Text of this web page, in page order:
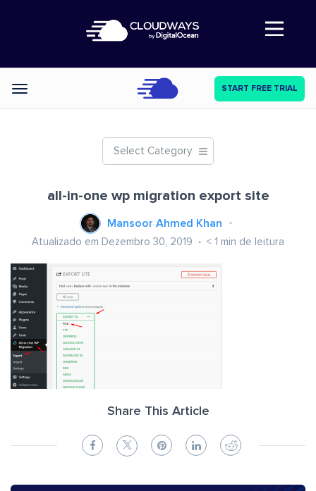
Abre a navegação
Categories START FREE TRIAL
Select Category
all-in-one wp migration export site
Mansoor Ahmed Khan
Atualizado em Dezembro 30, 2019 < 1 min de leitura
Share This Article